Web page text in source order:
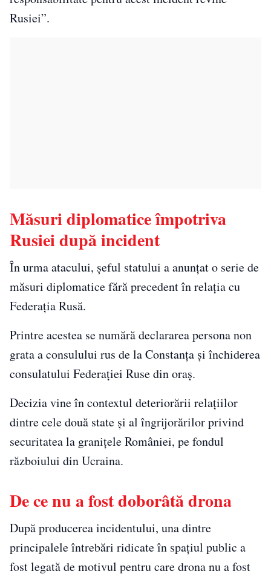
Rusiei”.
Măsuri diplomatice împotriva
Rusiei după incident
În urma atacului, șeful statului a anunțat o serie de
măsuri diplomatice fără precedent în relația cu
Federația Rusă.
Printre acestea se numără declararea persona non
grata a consulului rus de la Constanța și închiderea
consulatului Federației Ruse din oraș.
Decizia vine în contextul deteriorării relațiilor
dintre cele două state și al îngrijorărilor privind
securitatea la granițele României, pe fondul
războiului din Ucraina.
De ce nu a fost doborâtă drona
După producerea incidentului, una dintre
principalele întrebări ridicate în spațiul public a
fost legată de motivul pentru care drona nu a fost